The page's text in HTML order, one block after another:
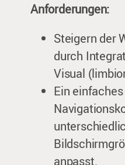
Anforderungen:
Steigern der
durch
Visual
Ein
anpasst.